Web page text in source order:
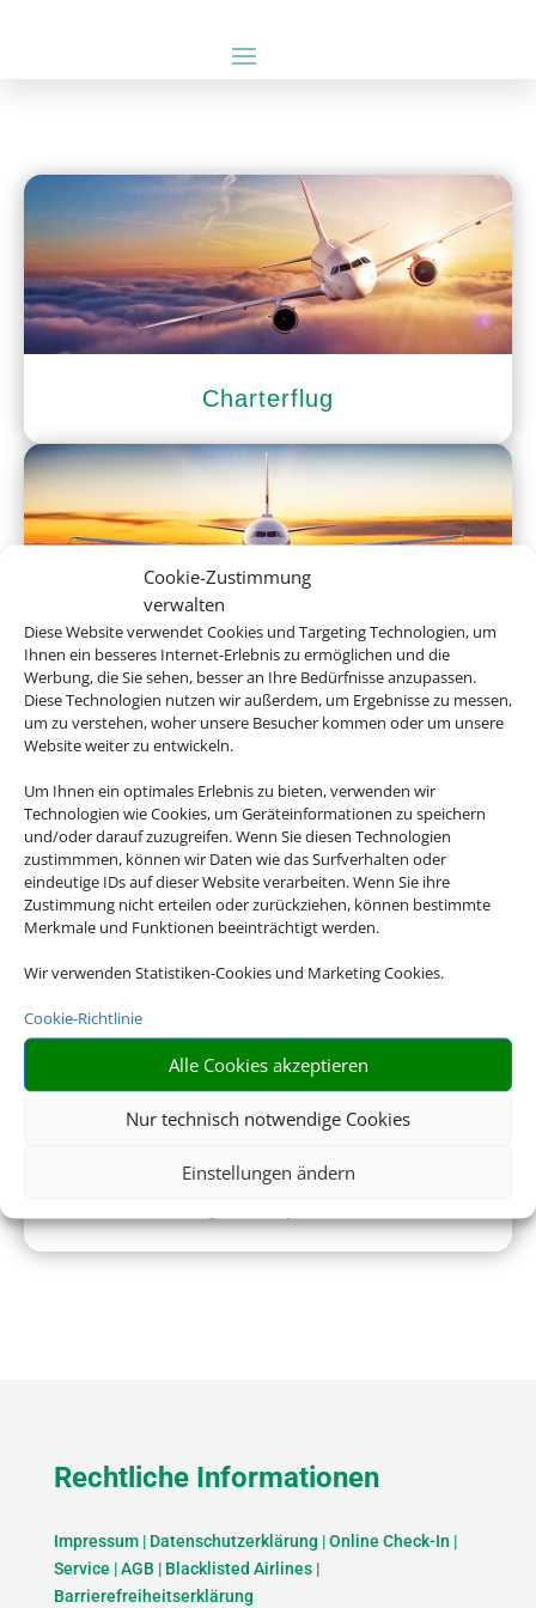
Cookie-Zustimmung
verwalten
Diese Website verwendet Cookies und Targeting Technologien, um
Ihnen ein besseres Internet-Erlebnis zu ermöglichen und die
Werbung, die Sie sehen, besser an Ihre Bedürfnisse anzupassen.
Diese Technologien nutzen wir außerdem, um Ergebnisse zu messen,
um zu verstehen, woher unsere Besucher kommen oder um unsere
Website weiter zu entwickeln.
Um Ihnen ein optimales Erlebnis zu bieten, verwenden wir
Technologien wie Cookies, um Geräteinformationen zu speichern
und/oder darauf zuzugreifen. Wenn Sie diesen Technologien
zustimmmen, können wir Daten wie das Surfverhalten oder
eindeutige IDs auf dieser Website verarbeiten. Wenn Sie ihre
Zustimmung nicht erteilen oder zurückziehen, können bestimmte
Merkmale und Funktionen beeinträchtigt werden.
Wir verwenden Statistiken-Cookies und Marketing Cookies.
Cookie-Richtlinie
Alle Cookies akzeptieren
Nur technisch notwendige Cookies
Einstellungen ändern
Charterflug
Linienflug
Mietwagen
Rechtliche Informationen
Impressum| Datenschutzerklärung |Online Check-In |
Service |AGB | Blacklisted Airlines|
Barrierefreiheitserklärung